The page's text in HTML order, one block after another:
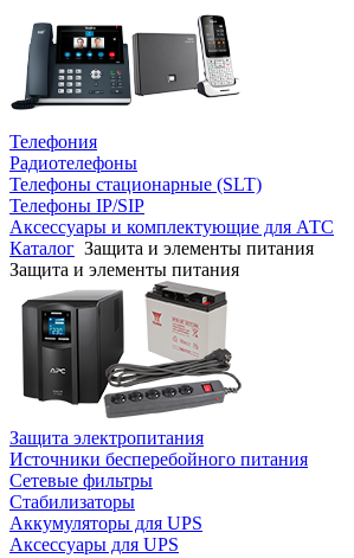
Телефония
Радиотелефоны
Телефоны стационарные (SLT)
Телефоны IP/SIP
Аксессуары и комплектующие для АТС
Каталог Защита и элементы питания
Защита и элементы питания
Защита электропитания
Источники бесперебойного питания
Сетевые фильтры
Стабилизаторы
Аккумуляторы для UPS
Аксессуары для UPS